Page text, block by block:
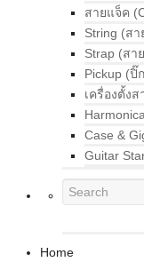
สายแจ็ค
String (สา
Strap (สา
Pickup (ปิ๊
เครื่องตั้ง
Case &
Guitar
Home